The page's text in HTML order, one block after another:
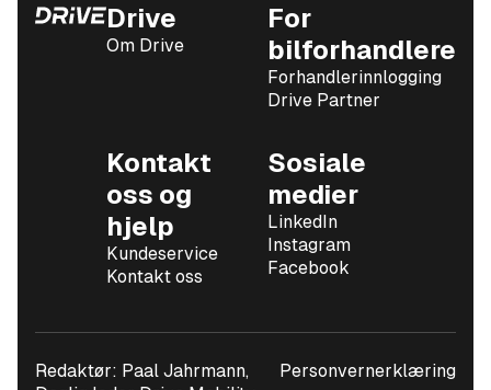
Drive
Om Drive
For
bilforhandlere
Forhandlerinnlogging
Drive Partner
Kontakt
oss og
hjelp
Kundeservice
Kontakt oss
Sosiale
medier
LinkedIn
Instagram
Facebook
Redaktør: Paal Jahrmann,
Personvernerklæring